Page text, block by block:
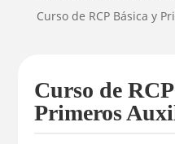
Curso de RCP Básica y
Curso de
Primeros